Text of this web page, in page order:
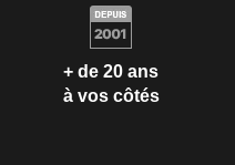
+ de 20 ans
à vos côtés